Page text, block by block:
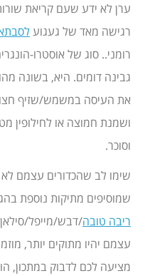
ערן לא ידע שעם קריאת
רגישה מאד של געגוע
רומני.. סוג של אוסטרו-
גבינה דומים. היא, בשונה
את העיסה במשמש/שזיף
ושמנת חמוצה או לחילופין
וסוכר.
שימו לב שהכדורים עצמם
שמוסיפים מתיקות נוספת
ריבה טובה/דבש/מייפל/
עצמם יהיו מתוקים יותר,
מציעה לכם לדבוק במתכון,